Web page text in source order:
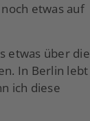
etwas auf
etwas über die
In Berlin lebt
ich diese